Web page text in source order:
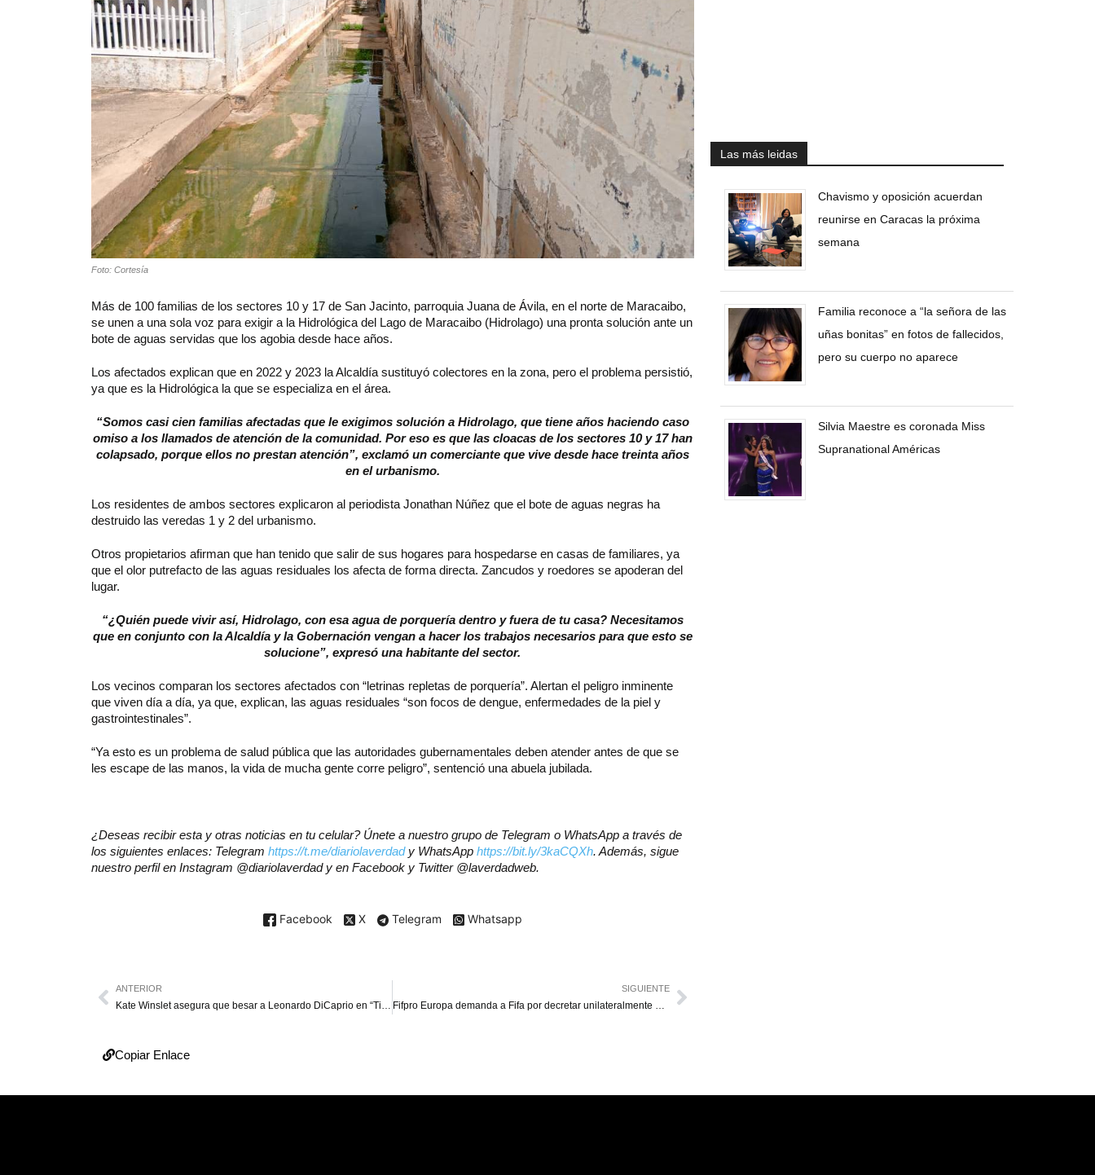
Foto: Cortesía
Más de 100 familias de los sectores 10 y 17 de San Jacinto, parroquia Juana de Ávila, en el norte de Maracaibo,
se unen a una sola voz para exigir a la Hidrológica del Lago de Maracaibo (Hidrolago) una pronta solución ante un
bote de aguas servidas que los agobia desde hace años.
Los afectados explican que en 2022 y 2023 la Alcaldía sustituyó colectores en la zona, pero el problema persistió,
ya que es la Hidrológica la que se especializa en el área.
“Somos casi cien familias afectadas que le exigimos solución a Hidrolago, que tiene años haciendo caso
omiso a los llamados de atención de la comunidad. Por eso es que las cloacas de los sectores 10 y 17 han
colapsado, porque ellos no prestan atención”, exclamó un comerciante que vive desde hace treinta años
en el urbanismo.
Los residentes de ambos sectores explicaron al periodista Jonathan Núñez que el bote de aguas negras ha
destruido las veredas 1 y 2 del urbanismo.
Otros propietarios afirman que han tenido que salir de sus hogares para hospedarse en casas de familiares, ya
que el olor putrefacto de las aguas residuales los afecta de forma directa. Zancudos y roedores se apoderan del
lugar.
“¿Quién puede vivir así, Hidrolago, con esa agua de porquería dentro y fuera de tu casa? Necesitamos
que en conjunto con la Alcaldía y la Gobernación vengan a hacer los trabajos necesarios para que esto se
solucione”, expresó una habitante del sector.
Los vecinos comparan los sectores afectados con “letrinas repletas de porquería”. Alertan el peligro inminente
que viven día a día, ya que, explican, las aguas residuales “son focos de dengue, enfermedades de la piel y
gastrointestinales”.
“Ya esto es un problema de salud pública que las autoridades gubernamentales deben atender antes de que se
les escape de las manos, la vida de mucha gente corre peligro”, sentenció una abuela jubilada.
¿Deseas recibir esta y otras noticias en tu celular? Únete a nuestro grupo de Telegram o WhatsApp a través de
los siguientes enlaces: Telegram https://t.me/diariolaverdady WhatsApp https://bit.ly/3kaCQXh. Además, sigue
nuestro perfil en Instagram @diariolaverdad y en Facebook y Twitter @laverdadweb.
Facebook X Telegram Whatsapp
Las más leidas
Chavismo y oposición acuerdan
reunirse en Caracas la próxima
semana
Familia reconoce a “la señora de las
uñas bonitas” en fotos de fallecidos,
pero su cuerpo no aparece
Silvia Maestre es coronada Miss
Supranational Américas
ANTERIOR
Kate Winslet asegura que besar a Leonardo DiCaprio en “Titanic” fue una “pesadilla”
SIGUIENTE
Fifpro Europa demanda a Fifa por decretar unilateralmente el calendario internacional
Copiar Enlace